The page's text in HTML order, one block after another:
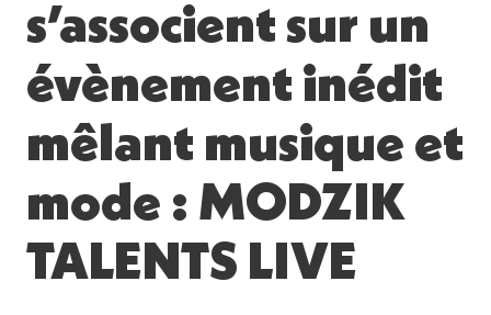
s’associent sur un
évènement inédit
mêlant musique et
mode : MODZIK
TALENTS LIVE